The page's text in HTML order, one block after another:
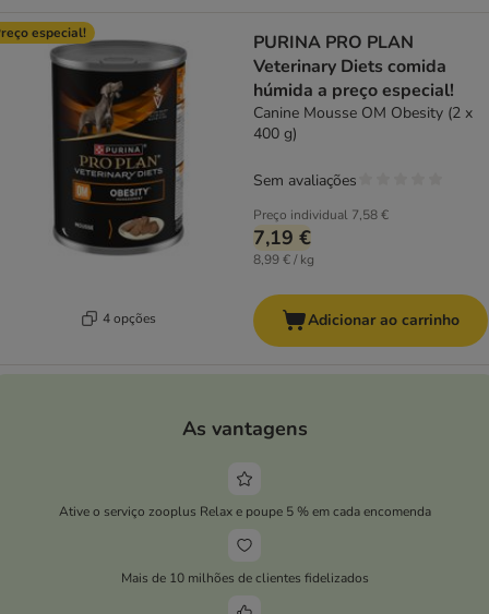
especial!
4 opções
PURINA PRO PLAN
Veterinary Diets comida
húmida a preço especial!
Canine Mousse OM Obesity (2 x
400 g)
Preço individual 7,58 €
7,19 €
8,99 € / kg
Sem avaliações
Adicionar ao carrinho
As vantagens
Ative o serviço zooplus Relax e poupe 5 % em cada encomenda
Mais de 10 milhões de clientes fidelizados